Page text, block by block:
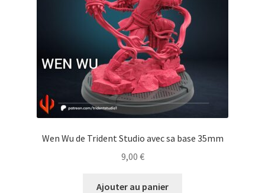
Wen Wu de Trident Studio avec sa base 35mm
9,00 €
Ajouter au panier